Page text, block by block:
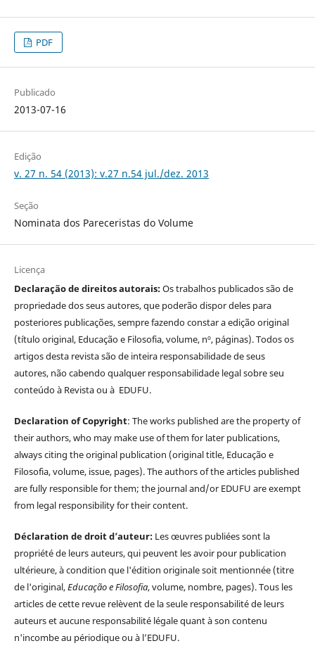
PDF
Publicado
2013-07-16
Edição
v. 27 n. 54 (2013): v.27 n.54 jul./dez. 2013
Seção
Nominata dos Pareceristas do Volume
Licença
Declaração de direitos autorais:Os trabalhos publicados são de
propriedade dos seus autores, que poderão dispor deles para
posteriores publicações, sempre fazendo constar a edição original
(título original, Educação e Filosofia, volume, nº, páginas). Todos os
artigos desta revista são de inteira responsabilidade de seus
autores, não cabendo qualquer responsabilidade legal sobre seu
conteúdo à Revista ou à EDUFU.
Declaration of Copyright: The works published are the property of
their authors, who may make use of them for later publications,
always citing the original publication (original title, Educação e
Filosofia, volume, issue, pages). The authors of the articles published
are fully responsible for them; the journal and/or EDUFU are exempt
from legal responsibility for their content.
Déclaration de droit d’auteur: Les œuvres publiées sont la
propriété de leurs auteurs, qui peuvent les avoir pour publication
ultérieure, à condition que l'édition originale soit mentionnée (titre
de l'original,Educação e Filosofia, volume, nombre, pages). Tous les
articles de cette revue relèvent de la seule responsabilité de leurs
auteurs et aucune responsabilité légale quant à son contenu
n'incombe au périodique ou à l’EDUFU.